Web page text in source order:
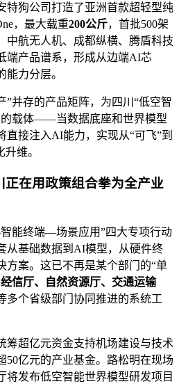
特狗公司打造了亚洲首款超轻型纯
，最大载重200公斤，首批500架
中航无人机、成都纵横、腾盾科技
端产品谱系，形成从边端AI芯
能力分层。
”并存的产品矩阵，为四川“低空智
的载体——当数据底座和世界模型
直接注入AI能力，实现从“可飞”到
维。
正在用政策组合拳为全产业
能终端—场景应用”四大专项行动
从基础数据到AI模型，从硬件终
方案。这已不再是某个部门的“单
信厅、自然资源厅、交通运输
多个省级部门协同推进的系统工
筹超亿元资金支持机场建设与技术
50亿元的产业基金。路松明在现场
将发布低空智能世界模型研发项目